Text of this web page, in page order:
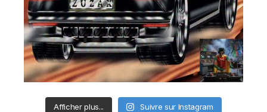
Afficher plus... Suivre sur Instagram